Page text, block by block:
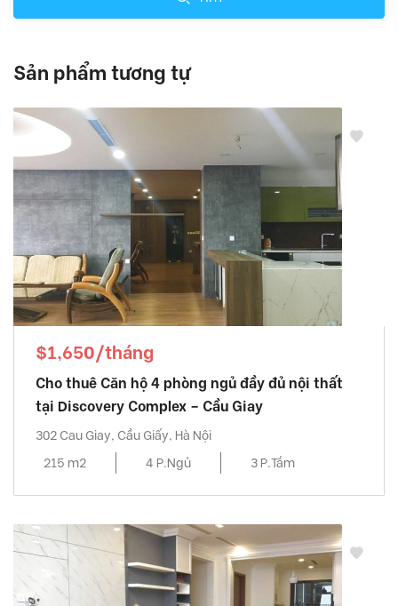
Sản phẩm tương tự
$1,650/tháng
Cho thuê Căn hộ 4 phòng ngủ đầy đủ nội thất
tại Discovery Complex – Cầu Giay
302 Cau Giay, Cầu Giấy, Hà Nội
215 m2
4 P.Ngủ 3 P.Tắm